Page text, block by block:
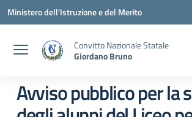
Vai ai contenuti
Vai al menu di navigazione
Vai al footer
Ministero dell'Istruzione e del Merito
Convitto Nazionale Statale
Giordano Bruno
Avviso pubblico per la